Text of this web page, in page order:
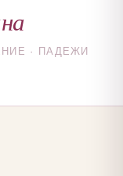
· ПАДЕЖИ